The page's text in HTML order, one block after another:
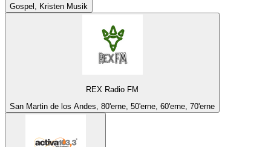
Gospel, Kristen Musik
REX Radio FM
San Martin de los Andes, 80'erne, 50'erne, 60'erne, 70'erne